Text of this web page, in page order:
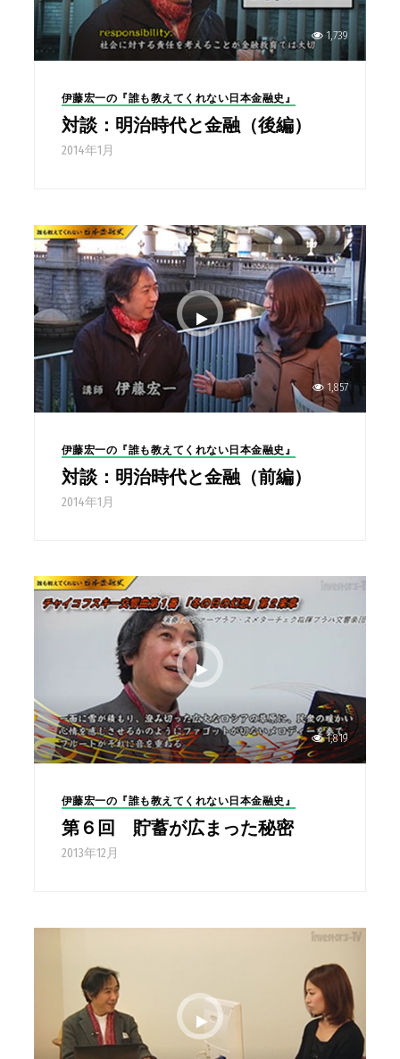
1,739
伊藤宏一の『誰も教えてくれない日本金融史』
対談：明治時代と金融（後編）
2014年1月
1,857
伊藤宏一の『誰も教えてくれない日本金融史』
対談：明治時代と金融（前編）
2014年1月
1,819
伊藤宏一の『誰も教えてくれない日本金融史』
第６回 貯蓄が広まった秘密
2013年12月